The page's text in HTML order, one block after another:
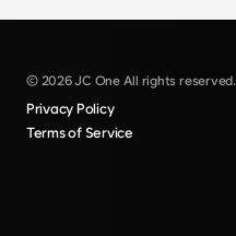
© 2026 JC One All rights reserved.
Privacy Policy
Terms of Service